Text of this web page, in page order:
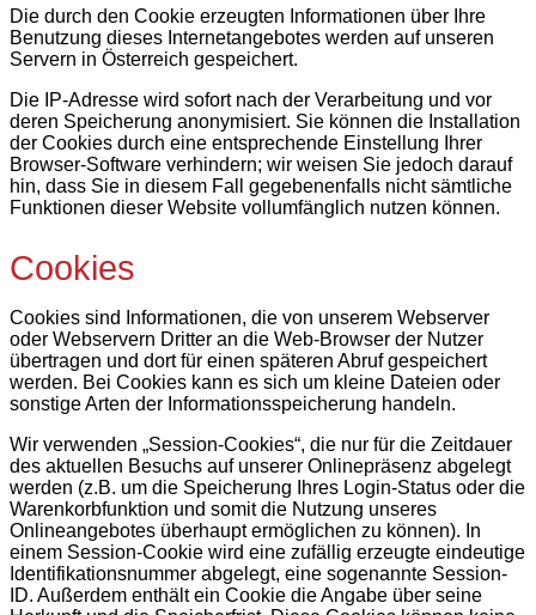
Die durch den Cookie erzeugten Informationen über Ihre
Benutzung dieses Internetangebotes werden auf unseren
Servern in Österreich gespeichert.
Die IP-Adresse wird sofort nach der Verarbeitung und vor
deren Speicherung anonymisiert. Sie können die Installation
der Cookies durch eine entsprechende Einstellung Ihrer
Browser-Software verhindern; wir weisen Sie jedoch darauf
hin, dass Sie in diesem Fall gegebenenfalls nicht sämtliche
Funktionen dieser Website vollumfänglich nutzen können.
Cookies
Cookies sind Informationen, die von unserem Webserver
oder Webservern Dritter an die Web-Browser der Nutzer
übertragen und dort für einen späteren Abruf gespeichert
werden. Bei Cookies kann es sich um kleine Dateien oder
sonstige Arten der Informationsspeicherung handeln.
Wir verwenden „Session-Cookies“, die nur für die Zeitdauer
des aktuellen Besuchs auf unserer Onlinepräsenz abgelegt
werden (z.B. um die Speicherung Ihres Login-Status oder die
Warenkorbfunktion und somit die Nutzung unseres
Onlineangebotes überhaupt ermöglichen zu können). In
einem Session-Cookie wird eine zufällig erzeugte eindeutige
Identifikationsnummer abgelegt, eine sogenannte Session-
ID. Außerdem enthält ein Cookie die Angabe über seine